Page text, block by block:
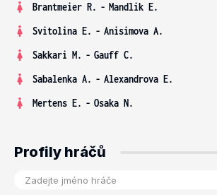
Brantmeier R. - Mandlik E.
Svitolina E. - Anisimova A.
Sakkari M. - Gauff C.
Sabalenka A. - Alexandrova E.
Mertens E. - Osaka N.
Profily hráčů